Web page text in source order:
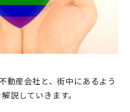
動産会社と、街中にあるよう
説していきます。